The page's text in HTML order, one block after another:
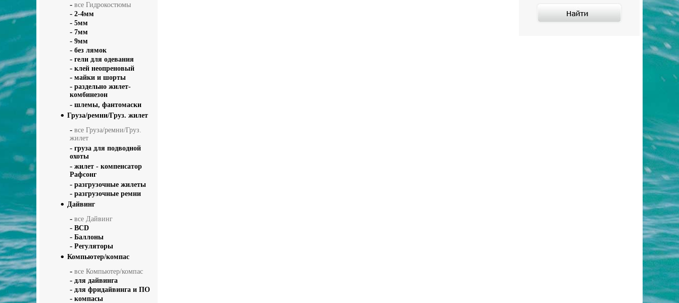
- все Гидрокостюмы
- 2-4мм
- 5мм
- 7мм
- 9мм
- без лямок
- гели для одевания
- клей неопреновый
- майки и шорты
- раздельно жилет-
комбинезон
- шлемы, фантомаски
Груза/ремни/Груз. жилет
- все Груза/ремни/Груз.
жилет
- груза для подводной
охоты
- жилет - компенсатор
Рафсонг
- разгрузочные жилеты
- разгрузочные ремни
Дайвинг
- все Дайвинг
- BCD
- Баллоны
- Регуляторы
Компьютер/компас
- все Компьютер/компас
- для дайвинга
- для фридайвинга и ПО
- компасы